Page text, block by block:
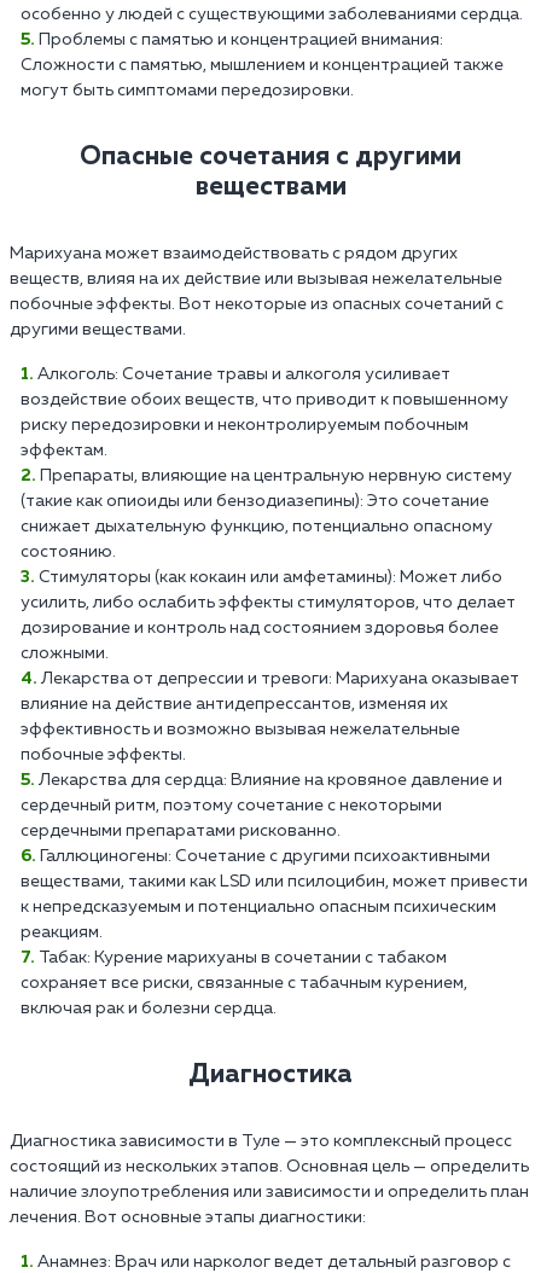
особенно у людей с существующими заболеваниями сердца.
Проблемы с памятью и концентрацией внимания:
Сложности с памятью, мышлением и концентрацией также
могут быть симптомами передозировки.
Опасные сочетания с другими
веществами
Марихуана может взаимодействовать с рядом других
веществ, влияя на их действие или вызывая нежелательные
побочные эффекты. Вот некоторые из опасных сочетаний с
другими веществами.
Алкоголь: Сочетание травы и алкоголя усиливает
воздействие обоих веществ, что приводит к повышенному
риску передозировки и неконтролируемым побочным
эффектам.
Препараты, влияющие на центральную нервную систему
(такие как опиоиды или бензодиазепины): Это сочетание
снижает дыхательную функцию, потенциально опасному
состоянию.
Стимуляторы (как кокаин или амфетамины): Может либо
усилить, либо ослабить эффекты стимуляторов, что делает
дозирование и контроль над состоянием здоровья более
сложными.
Лекарства от депрессии и тревоги: Марихуана оказывает
влияние на действие антидепрессантов, изменяя их
эффективность и возможно вызывая нежелательные
побочные эффекты.
Лекарства для сердца: Влияние на кровяное давление и
сердечный ритм, поэтому сочетание с некоторыми
сердечными препаратами рискованно.
Галлюциногены: Сочетание с другими психоактивными
веществами, такими как LSD или псилоцибин, может привести
к непредсказуемым и потенциально опасным психическим
реакциям.
Табак: Курение марихуаны в сочетании с табаком
сохраняет все риски, связанные с табачным курением,
включая рак и болезни сердца.
Диагностика
Диагностика зависимости в Туле — это комплексный процесс
состоящий из нескольких этапов. Основная цель — определить
наличие злоупотребления или зависимости и определить план
лечения. Вот основные этапы диагностики:
Анамнез: Врач или нарколог ведет детальный разговор с